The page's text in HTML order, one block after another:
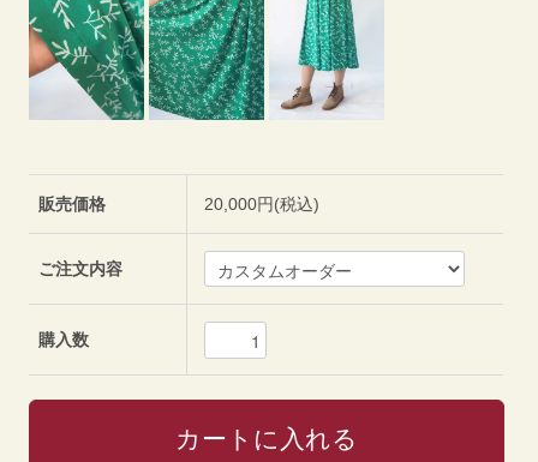
販売価格 20,000円(税込)
ご注文内容
購入数